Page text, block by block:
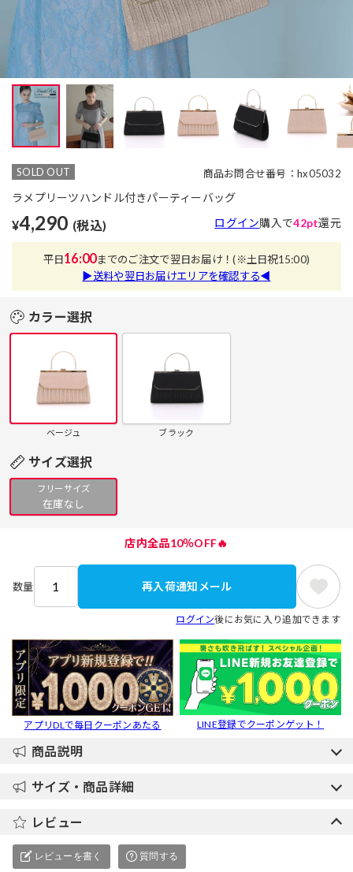
SOLD OUT 商品お問合せ番号：hx05032
ラメプリーツハンドル付きパーティーバッグ
¥4,290 (税込) ログイン購入で42pt還元
平日16:00までのご注文で翌日お届け！(※土日祝15:00)
▶送料や翌日お届けエリアを確認する◀
カラー選択
ベージュ ブラック
サイズ選択
フリーサイズ
在庫なし
店内全品10％OFF🔥
数量 再入荷通知メール
ログイン後にお気に入り追加できます
アプリDLで毎日クーポンあたる LINE登録でクーポンゲット！
商品説明
サイズ・商品詳細
レビュー
レビューを書く 質問する